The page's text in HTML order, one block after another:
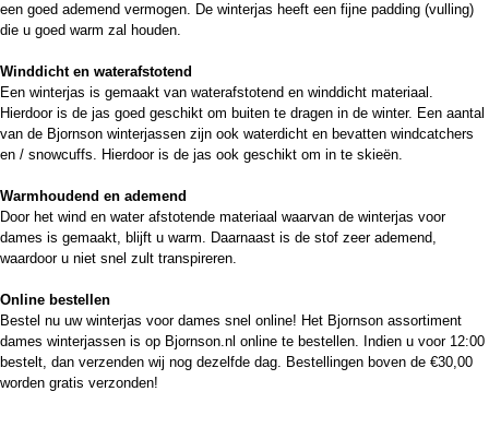
een goed ademend vermogen. De winterjas heeft een fijne padding (vulling)
die u goed warm zal houden.
Winddicht en waterafstotend
Een winterjas is gemaakt van waterafstotend en winddicht materiaal.
Hierdoor is de jas goed geschikt om buiten te dragen in de winter. Een aantal
van de Bjornson winterjassen zijn ook waterdicht en bevatten windcatchers
en / snowcuffs. Hierdoor is de jas ook geschikt om in te skieën.
Warmhoudend en ademend
Door het wind en water afstotende materiaal waarvan de winterjas voor
dames is gemaakt, blijft u warm. Daarnaast is de stof zeer ademend,
waardoor u niet snel zult transpireren.
Online bestellen
Bestel nu uw winterjas voor dames snel online! Het Bjornson assortiment
dames winterjassen is op Bjornson.nl online te bestellen. Indien u voor 12:00
bestelt, dan verzenden wij nog dezelfde dag. Bestellingen boven de €30,00
worden gratis verzonden!